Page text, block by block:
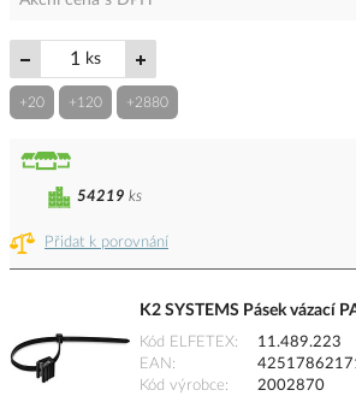
ks
+20 +120 +2880
Přidat k porovnání
54219 ks
K2 SYSTEMS Pásek vázací
Kód ELFETEX
11.489.223
EAN
Kód výrobce
2002870